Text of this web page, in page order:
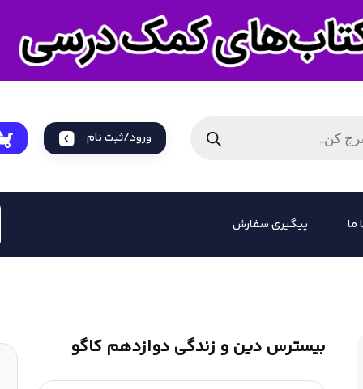
ورود/ثبت نام
ما پیگیری سفارش
بیسترس دین و زندگی دوازدهم کاگو